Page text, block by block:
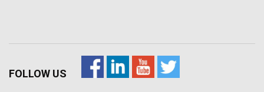
FOLLOW US